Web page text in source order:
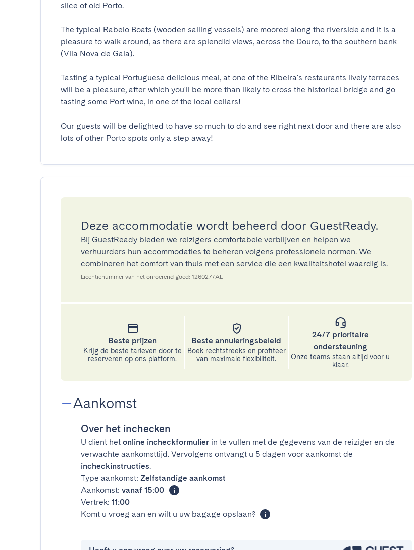
slice of old Porto.
The typical Rabelo Boats (wooden sailing vessels) are moored along the riverside and it is a
pleasure to walk around, as there are splendid views, across the Douro, to the southern bank
(Vila Nova de Gaia).
Tasting a typical Portuguese delicious meal, at one of the Ribeira's restaurants lively terraces
will be a pleasure, after which you'll be more than likely to cross the historical bridge and go
tasting some Port wine, in one of the local cellars!
Our guests will be delighted to have so much to do and see right next door and there are also
lots of other Porto spots only a step away!
Deze accommodatie wordt beheerd door GuestReady.
Bij GuestReady bieden we reizigers comfortabele verblijven en helpen we
verhuurders hun accommodaties te beheren volgens professionele normen. We
combineren het comfort van thuis met een service die een kwaliteitshotel waardig is.
Licentienummer van het onroerend goed: 126027/AL
Beste prijzen
Krijg de beste tarieven door te
reserveren op ons platform.
Beste annuleringsbeleid
Boek rechtstreeks en profiteer
van maximale flexibiliteit.
24/7 prioritaire
ondersteuning
Onze teams staan altijd voor u
klaar.
Aankomst
Over het inchecken
U dient het online incheckformulier in te vullen met de gegevens van de reiziger en de
verwachte aankomsttijd. Vervolgens ontvangt u 5 dagen voor aankomst de
incheckinstructies.
Type aankomst: Zelfstandige aankomst
Aankomst: vanaf 15:00
Vertrek: 11:00
Komt u vroeg aan en wilt u uw bagage opslaan?